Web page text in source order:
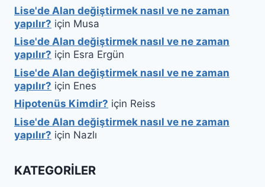
Lise'de Alan değiştirmek nasıl ve ne zaman
yapılır? için Musa
Lise'de Alan değiştirmek nasıl ve ne zaman
yapılır? için Esra Ergün
Lise'de Alan değiştirmek nasıl ve ne zaman
yapılır? için Enes
Hipotenüs Kimdir? için Reiss
Lise'de Alan değiştirmek nasıl ve ne zaman
yapılır? için Nazlı
KATEGORILER